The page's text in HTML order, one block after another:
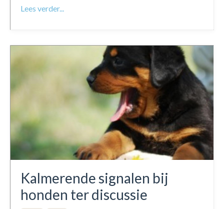
Lees verder...
Kalmerende signalen bij
honden ter discussie